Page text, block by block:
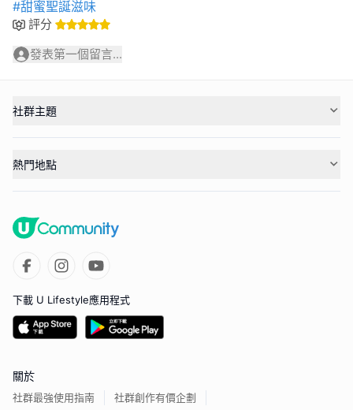
#甜蜜聖誕滋味
評分
發表第一個留言...
社群主題
熱門地點
下載 U Lifestyle應用程式
關於
社群最強使用指南 社群創作有價企劃